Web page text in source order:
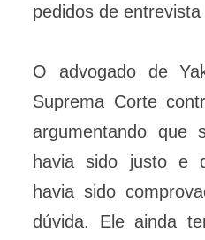
pedidos de entrevista
O advogado de
Suprema Corte
argumentando que
havia sido justo e
havia sido
dúvida. Ele ainda